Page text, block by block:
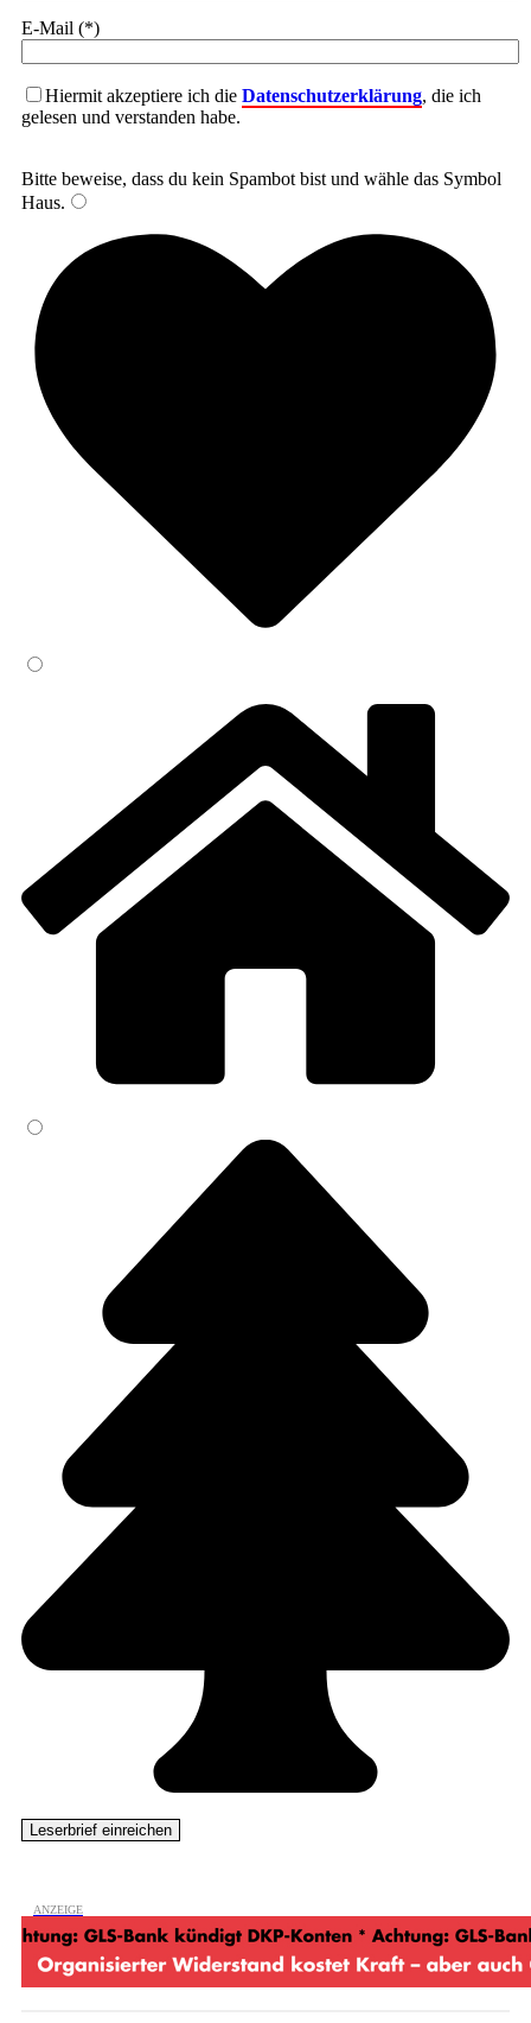
E-Mail (*)
Hiermit akzeptiere ich die Datenschutzerklärung, die ich
gelesen und verstanden habe.
Bitte beweise, dass du kein Spambot bist und wähle das Symbol
Haus.